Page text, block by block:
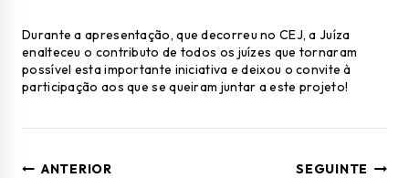
Durante a apresentação, que decorreu no CEJ, a Juíza
enalteceu o contributo de todos os juízes que tornaram
possível esta importante iniciativa e deixou o convite à
participação aos que se queiram juntar a este projeto!
ANTERIOR
SEGUINTE